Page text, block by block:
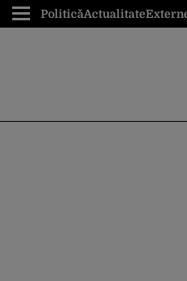
PoliticăActualitate